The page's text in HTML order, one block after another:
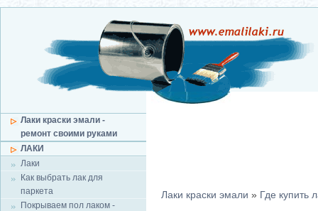
Лаки краски эмали -
ремонт своими руками
ЛАКИ
Лаки
Как выбрать лак для
паркета
Покрываем пол лаком -
Лаки краски эмали » Где купить